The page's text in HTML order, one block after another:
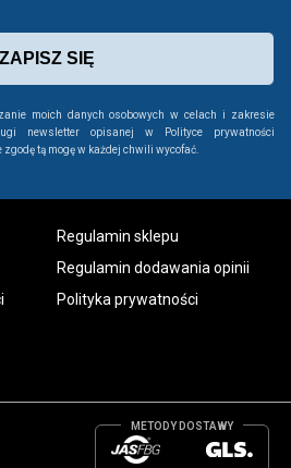
ZAPISZ SIĘ
moich danych osobowych w celach i zakresie
newsletter opisanej w Polityce prywatności
tą mogę w każdej chwili wycofać.
Regulamin sklepu
Regulamin dodawania opinii
Polityka prywatności
METODY DOSTAWY